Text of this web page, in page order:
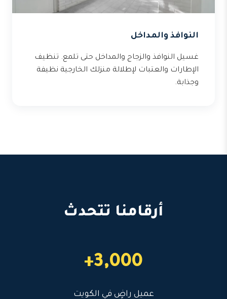
النوافذ والمداخل
غسيل النوافذ والزجاج والمداخل حتى تلمع. تنظيف
الإطارات والعتبات لإطلالة منزلك الخارجية نظيفة
وجذابة.
أرقامنا تتحدث
3,000+
عميل راضٍ في الكويت